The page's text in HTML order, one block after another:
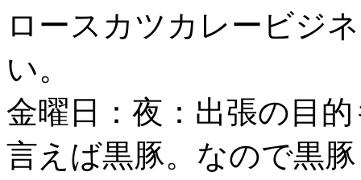
ロースカツカレービジ
い。
金曜日：夜：出張の目
言えば黒豚。なので黒